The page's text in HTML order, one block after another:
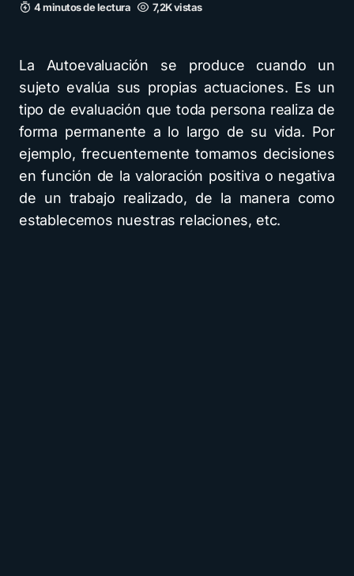
4 minutos de lectura 7,2K vistas
La Autoevaluación se produce cuando un
sujeto evalúa sus propias actuaciones. Es un
tipo de evaluación que toda persona realiza de
forma permanente a lo largo de su vida. Por
ejemplo, frecuentemente tomamos decisiones
en función de la valoración positiva o negativa
de un trabajo realizado, de la manera como
establecemos nuestras relaciones, etc.